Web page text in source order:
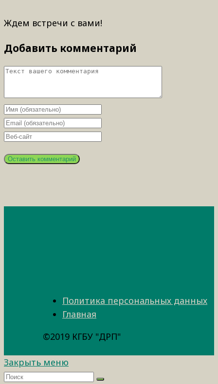
Ждем встречи с вами!
Добавить комментарий
Политика персональных данных
Главная
©2019 КГБУ "ДРП"
Закрыть меню